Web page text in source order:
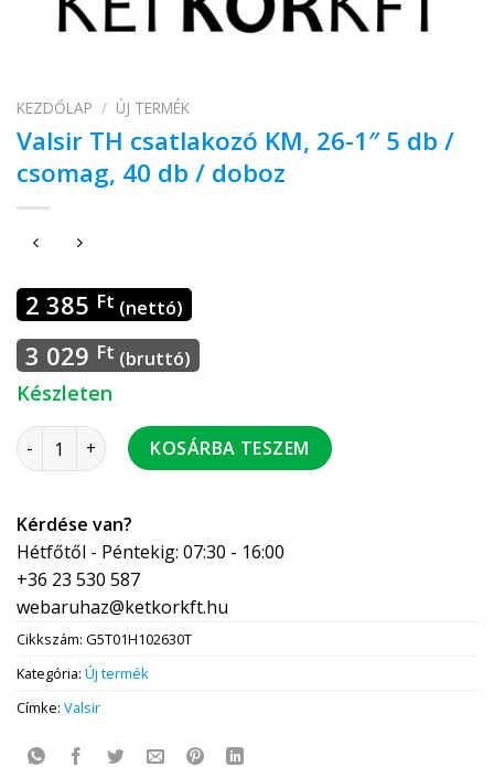
KEZDŐLAP / ÚJ TERMÉK
Valsir TH csatlakozó KM, 26-1″ 5 db /
csomag, 40 db / doboz
2 385 Ft (nettó)
3 029 Ft (bruttó)
Készleten
Valsir TH csatlakozó KM, 26-1" 5 db / csomag, 40 db / doboz
KOSÁRBA TESZEM
Kérdése van?
Hétfőtől - Péntekig: 07:30 - 16:00
+36 23 530 587
webaruhaz@ketkorkft.hu
Cikkszám: G5T01H102630T
Kategória: Új termék
Címke: Valsir